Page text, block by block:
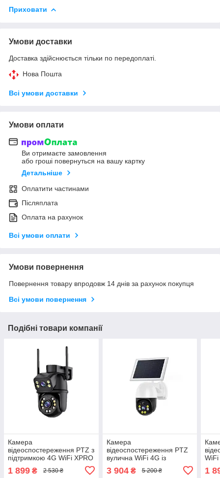
Приховати
Умови доставки
Доставка здійснюється тільки по передоплаті.
Нова Пошта
Всі умови доставки
Умови оплати
Ви отримаєте замовлення
або гроші повернуться на вашу картку
Детальніше
Оплатити частинами
Післяплата
Оплата на рахунок
Всі умови оплати
Умови повернення
Повернення товару впродовж 14 днів за рахунок покупця
Всі умови повернення
Подібні товари компанії
Камера
відеоспостереження PTZ з
підтримкою 4G WiFi XPRO
(45051-16949_1136)
1 899 ₴ 2 530 ₴
Камера
відеоспостереження PTZ
вулична WiFi 4G із
сонячною панеллю V380
XPRO TP6 (42642-
3 904₴ 5 200 ₴ 1